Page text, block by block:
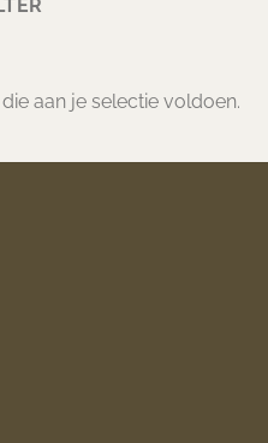
aan je selectie voldoen.